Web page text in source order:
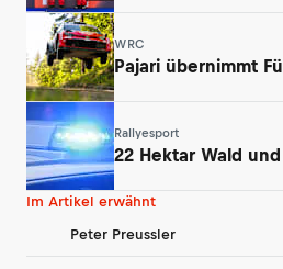
WRC
Pajari übernimmt
Rallyesport
22 Hektar Wald
Im Artikel erwähnt
Peter Preussler